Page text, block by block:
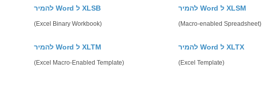
להמיר Word ל XLSB
(Excel Binary Workbook)
להמיר Word ל XLSM
(Macro-enabled Spreadsheet)
להמיר Word ל XLTM
(Excel Macro-Enabled Template)
להמיר Word ל XLTX
(Excel Template)